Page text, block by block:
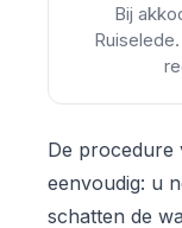
Bij
De procedure
eenvoudig: u
schatten de